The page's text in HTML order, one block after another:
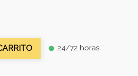
fiber_manual_record 24/72 horas